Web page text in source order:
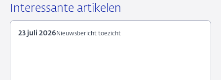
LinkedIn
X
Facebook
e-
Interessante artikelen
Nieuwsbericht toezicht
23 juli 2026